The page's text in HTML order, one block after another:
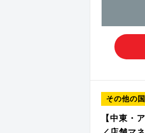
その他の
【中東・